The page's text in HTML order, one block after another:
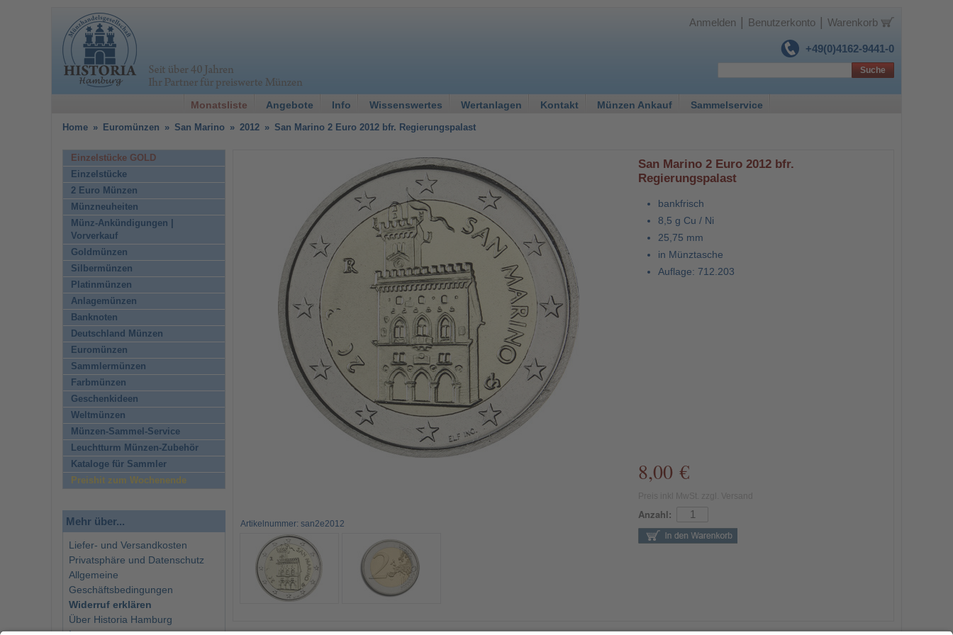
+49(0)4162-9441-0
Anmelden Benutzerkonto Warenkorb
Monatsliste Angebote Info Wissenswertes Wertanlagen Kontakt Münzen Ankauf Sammelservice
Suche
Home » Euromünzen » San Marino » 2012 » San Marino 2 Euro 2012 bfr. Regierungspalast
Artikelnummer: san2e2012
San Marino 2 Euro 2012 bfr.
Regierungspalast
bankfrisch
8,5 g Cu / Ni
25,75 mm
in Münztasche
Auflage: 712.203
8,00 €
Anzahl:
Einzelstücke GOLD
Einzelstücke
2 Euro Münzen
Münzneuheiten
Münz-Ankündigungen |
Vorverkauf
Goldmünzen
Silbermünzen
Platinmünzen
Anlagemünzen
Banknoten
Deutschland Münzen
Euromünzen
Sammlermünzen
Farbmünzen
Geschenkideen
Weltmünzen
Münzen-Sammel-Service
Leuchtturm Münzen-Zubehör
Kataloge für Sammler
Preishit zum Wochenende
Mehr über...
Liefer- und Versandkosten
Privatsphäre und Datenschutz
Allgemeine
Geschäftsbedingungen
Widerruf erklären
Über Historia Hamburg